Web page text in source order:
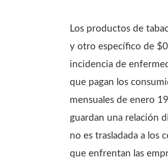
Los productos de
y otro específico de
incidencia de
que pagan los
mensuales de enero
guardan una relación
no es trasladada a los
que enfrentan las